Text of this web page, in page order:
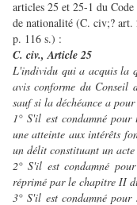
articles 25 et 25-1 du
de nationalité (C. civ;? art.
p. 116 s.) :
C. civ.,Article 25
L'individu qui a acquis la
avis conforme du Conseil
sauf si la déchéance a
1° S'il est condamné
une atteinte aux intérêts
un délit constituant un
2° S'il est condamné
réprimé par le chapitre II
3° S'il est condamné